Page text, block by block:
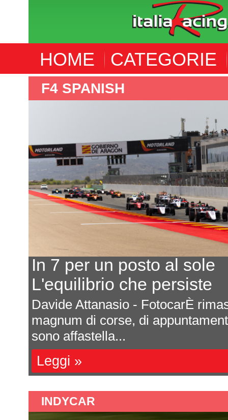
HOME CATEGORIE
F4 SPANISH
In 7 per un posto al sole
L'equilibrio che persiste
Davide Attanasio - FotocarÈ
magnum di corse, di
sono affastella...
Leggi »
INDYCAR